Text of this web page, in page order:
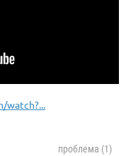
watch?...
проблема (1)